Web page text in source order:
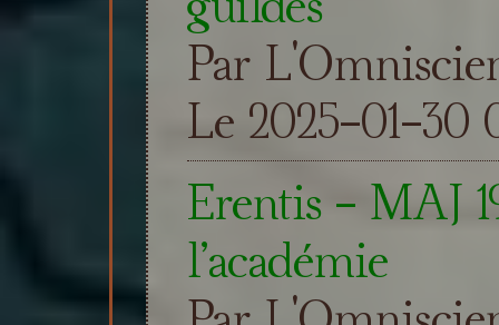
Par
Le 2025-01-30
Erentis - MAJ
l’académie